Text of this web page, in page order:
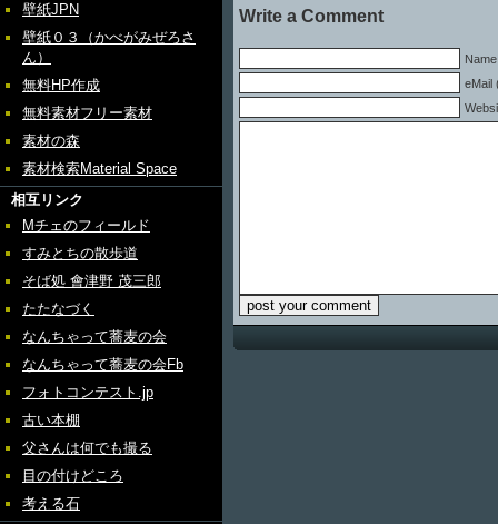
壁紙JPN
壁紙０３（かべがみぜろさ
ん）
無料HP作成
無料素材フリー素材
素材の森
素材検索Material Space
相互リンク
Mチェのフィールド
すみとちの散歩道
そば処 會津野 茂三郎
たたなづく
なんちゃって蕎麦の会
なんちゃって蕎麦の会Fb
フォトコンテスト.jp
古い本棚
父さんは何でも撮る
目の付けどころ
考える石
Write a Comment
eMail